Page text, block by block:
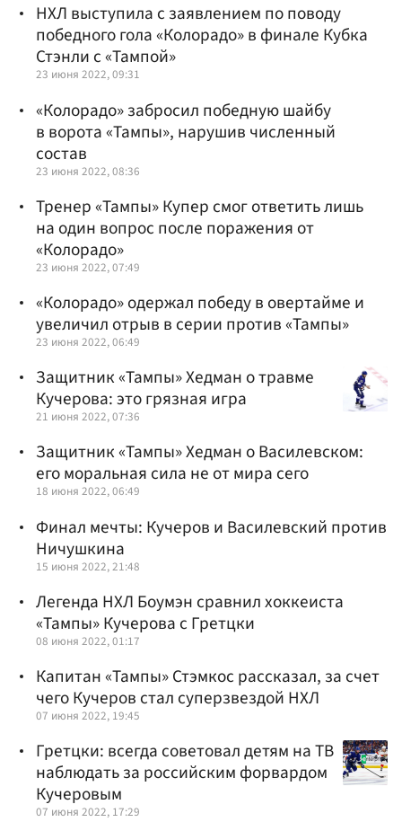
НХЛ выступила с заявлением по поводу
победного гола «Колорадо» в финале Кубка
Стэнли с «Тампой»
23 июня 2022, 09:31
«Колорадо» забросил победную шайбу
в ворота «Тампы», нарушив численный
состав
23 июня 2022, 08:36
Тренер «Тампы» Купер смог ответить лишь
на один вопрос после поражения от
«Колорадо»
23 июня 2022, 07:49
«Колорадо» одержал победу в овертайме и
увеличил отрыв в серии против «Тампы»
23 июня 2022, 06:49
Защитник «Тампы» Хедман о травме
Кучерова: это грязная игра
21 июня 2022, 07:36
Защитник «Тампы» Хедман о Василевском:
его моральная сила не от мира сего
18 июня 2022, 06:49
Финал мечты: Кучеров и Василевский против
Ничушкина
15 июня 2022, 21:48
Легенда НХЛ Боумэн сравнил хоккеиста
«Тампы» Кучерова с Гретцки
08 июня 2022, 01:17
Капитан «Тампы» Стэмкос рассказал, за счет
чего Кучеров стал суперзвездой НХЛ
07 июня 2022, 19:45
Гретцки: всегда советовал детям на ТВ
наблюдать за российским форвардом
Кучеровым
07 июня 2022, 17:29